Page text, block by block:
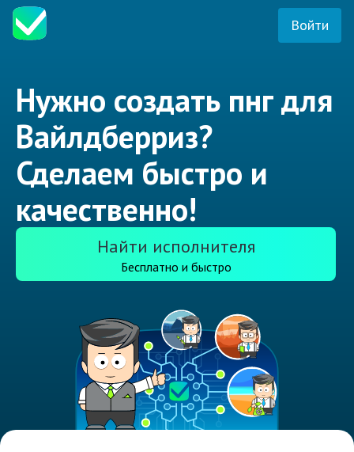
Войти
Нужно создать пнг для
Вайлдберриз?
Сделаем быстро и
качественно!
Найти исполнителя
Бесплатно и быстро